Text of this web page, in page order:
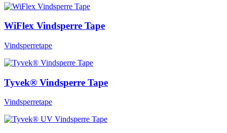
WiFlex Vindsperre Tape
Vindsperretape
Tyvek® Vindsperre Tape
Vindsperretape